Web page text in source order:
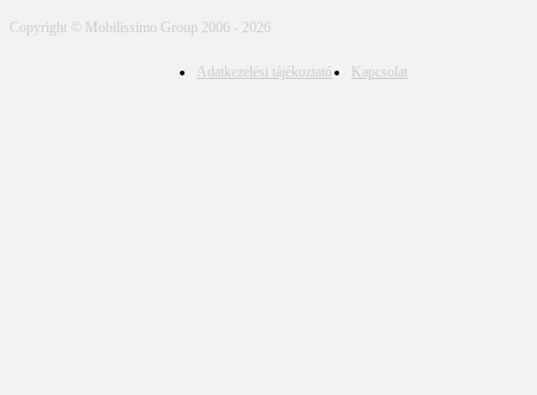
Copyright © Mobilissimo Group 2006 - 2026
Adatkezelési tájékoztató Kapcsolat